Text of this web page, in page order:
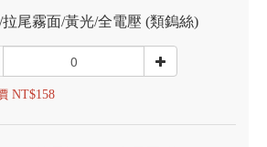
拉尾霧面/黃光/全電壓 (類鎢絲)
NT$158